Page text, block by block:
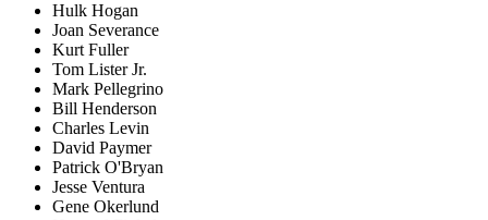
Hulk Hogan
Joan Severance
Kurt Fuller
Tom Lister Jr.
Mark Pellegrino
Bill Henderson
Charles Levin
David Paymer
Patrick O'Bryan
Jesse Ventura
Gene Okerlund